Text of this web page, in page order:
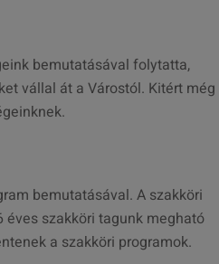
bemutatásával folytatta,
vállal át a Várostól. Kitért még
bemutatásával. A szakköri
szakköri tagunk megható
a szakköri programok.